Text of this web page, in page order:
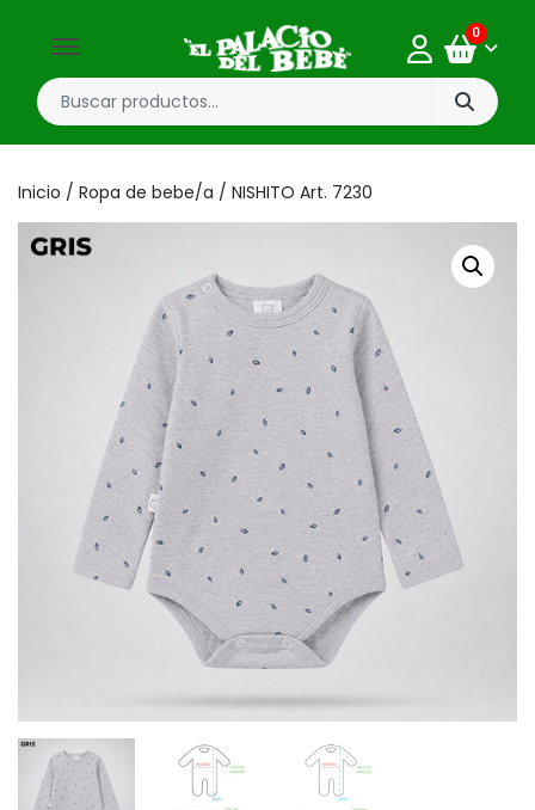
0
Inicio / Ropa de bebe/a / NISHITO Art. 7230